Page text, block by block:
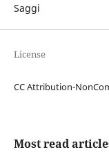
Saggi
License
CC Attribution-
Most read